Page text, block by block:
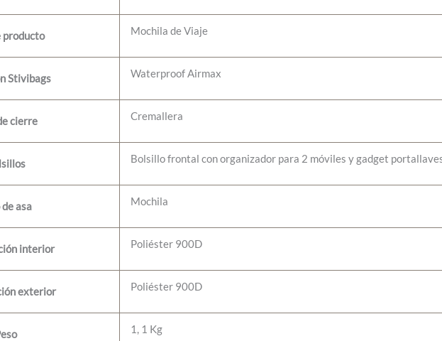
producto Mochila de Viaje
Stivibags Waterproof Airmax
cierre Cremallera
Bolsillo frontal con organizador para 2 móviles y gadget
asa Mochila
interior Poliéster 900D
exterior Poliéster 900D
1, 1 Kg